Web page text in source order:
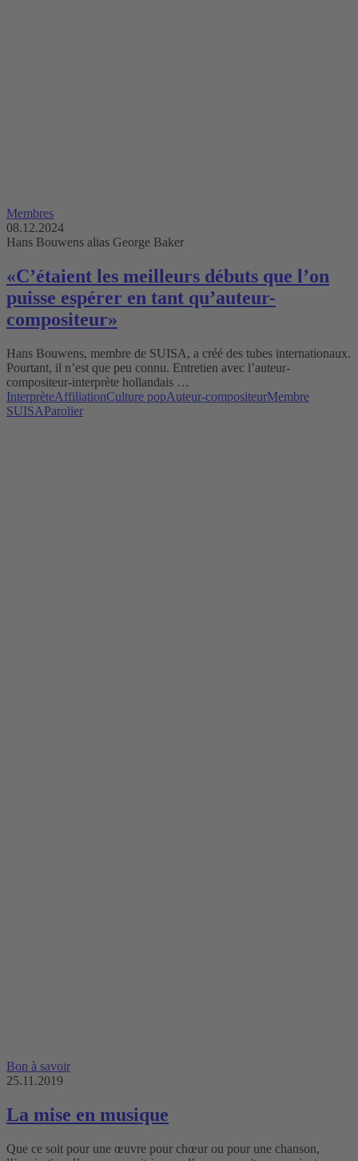
Membres
08.12.2024
Hans Bouwens alias George Baker
«C’étaient les meilleurs débuts que l’on
puisse espérer en tant qu’auteur-
compositeur»
Hans Bouwens, membre de SUISA, a créé des tubes internationaux.
Pourtant, il n’est que peu connu. Entretien avec l’auteur-
compositeur-interprète hollandais …
InterprèteAffiliationCulture popAuteur-compositeurMembre
SUISAParolier
Bon à savoir
25.11.2019
La mise en musique
Que ce soit pour une œuvre pour chœur ou pour une chanson,